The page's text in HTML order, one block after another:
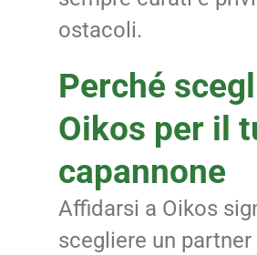
ostacoli.
Perché
Oikos per il
capannone
Affidarsi a Oikos
scegliere un partner